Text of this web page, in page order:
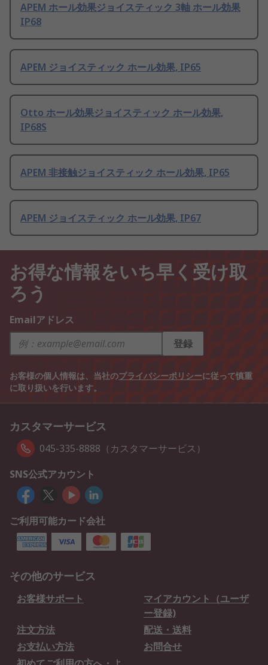
APEM ホール効果ジョイスティック 3軸 ホール効果
IP68
APEM ジョイスティック ホール効果, IP65
Otto ホール効果ジョイスティック ホール効果,
IP68S
APEM 非接触ジョイスティック ホール効果, IP65
APEM ジョイスティック ホール効果, IP67
お得な情報をいち早く受け取
ろう
Emailアドレス
登録
お客様の個人情報は、当社のプライバシーポリシーに従って慎重
に取り扱いを行います。
カスタマーサービス
045-335-8888（カスタマーサービス）
SNS公式アカウント
ご利用可能カード会社
その他のサービス
お客様サポート
マイアカウント（ユーザ
ー登録)
注文方法
配送・送料
お支払い方法
お問合せ